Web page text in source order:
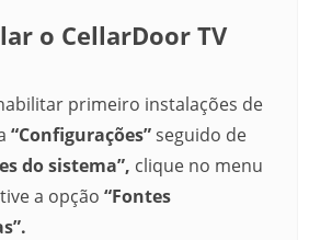
o CellarDoor TV
primeiro instalações de
“Configurações”seguido de
do sistema”, clique no menu
a opção “Fontes